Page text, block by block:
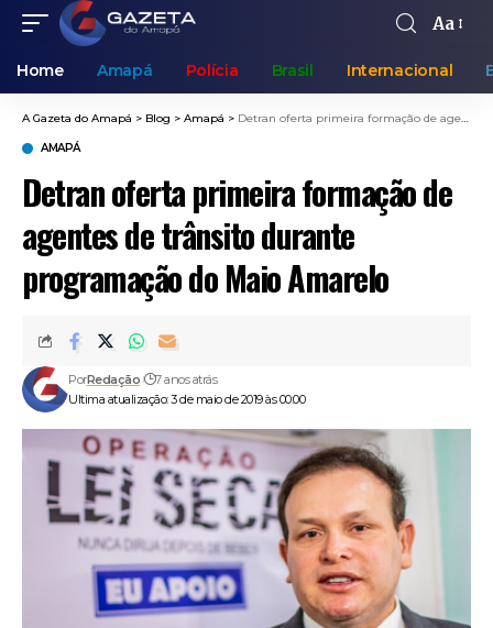
Aa
Home Amapá Polícia Brasil Internacional
A Gazeta do Amapá > Blog > Amapá > Detran oferta primeira formação de agentes de trânsito durante programação do Maio Amarelo
AMAPÁ
Detran oferta primeira formação de
agentes de trânsito durante
programação do Maio Amarelo
Ultima atualização: 3 de maio de 2019 às 00:00
PorRedação 7 anos atrás